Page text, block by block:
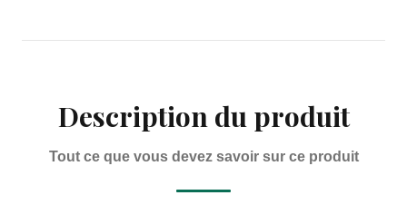
Description du produit
Tout ce que vous devez savoir sur ce produit